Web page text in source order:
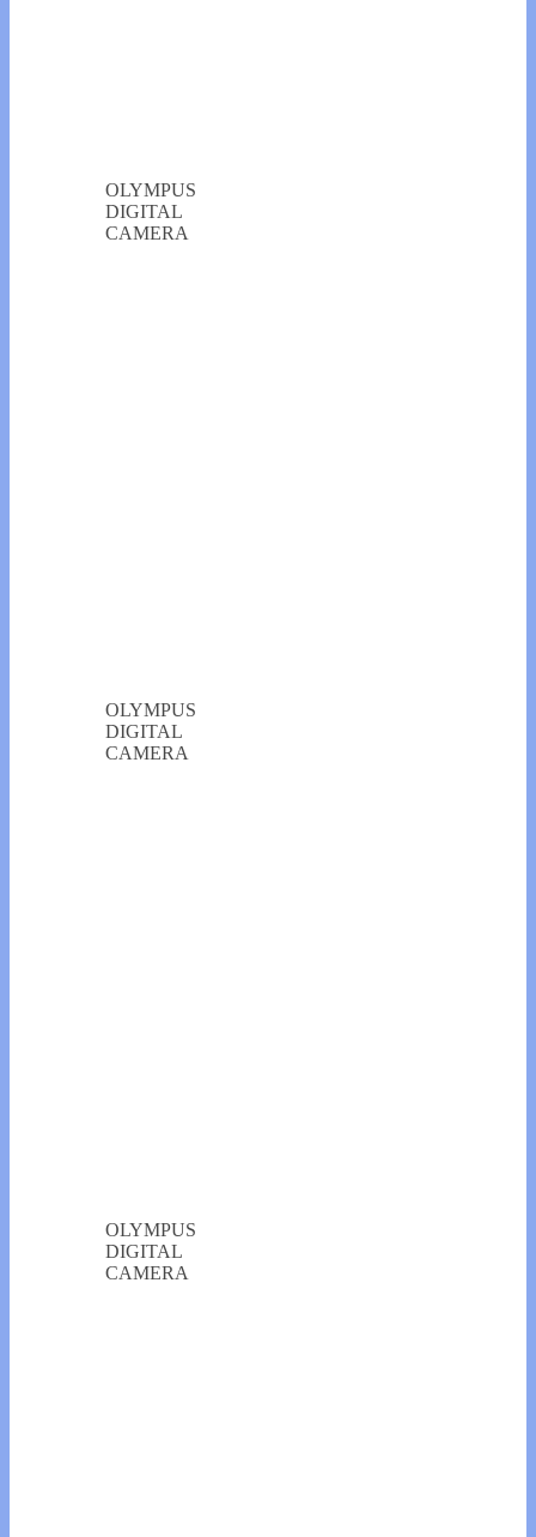
OLYMPUS
DIGITAL
CAMERA
OLYMPUS
DIGITAL
CAMERA
OLYMPUS
DIGITAL
CAMERA